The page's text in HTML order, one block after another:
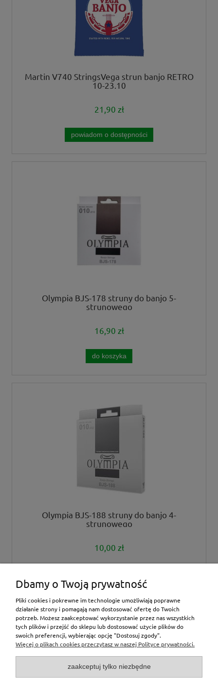
Martin V740 StringsVega strun banjo RETRO
10-23,10
21,90 zł
powiadom o dostępności
Olympia BJS-178 struny do banjo 5-
strunowego
16,90 zł
do koszyka
Olympia BJS-188 struny do banjo 4-
strunowego
10,00 zł
inne
Moje konto
Dbamy o Twoją prywatność
Pliki cookies i pokrewne im technologie umożliwiają poprawne
działanie strony i pomagają nam dostosować ofertę do Twoich
potrzeb. Możesz zaakceptować wykorzystanie przez nas wszystkich
tych plików i przejść do sklepu lub dostosować użycie plików do
swoich preferencji, wybierając opcję "Dostosuj zgody".
Więcej o plikach cookies przeczytasz w naszej Polityce prywatności.
zaakceptuj tylko niezbędne